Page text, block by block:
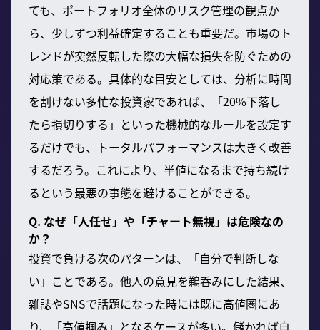
ても、ポートフォリオ全体のリスク管理の観点か
ら、少しずつ利益確定することも重要だ。市場のト
レンドが突然反転した際の大幅な損失を防ぐための
対応策である。具体的な目安としては、分析に時間
を割けない多忙な投資家であれば、「20%下落し
たら損切りする」といった機械的なルールを設定す
るだけでも、トータルパフォーマンスは大きく改善
するだろう。これにより、半値になるまで持ち続け
るという最悪の事態を避けることができる。
Q. なぜ「人任せ」や「チャート無視」は危険なの
か？
投資で負ける次のパターンは、「自分で判断しな
い」ことである。他人の意見を鵜呑みにした結果、
雑誌やSNSで話題になった時には既に高値圏にあ
り、「高値掴み」となるケースが多い。儲かれば自